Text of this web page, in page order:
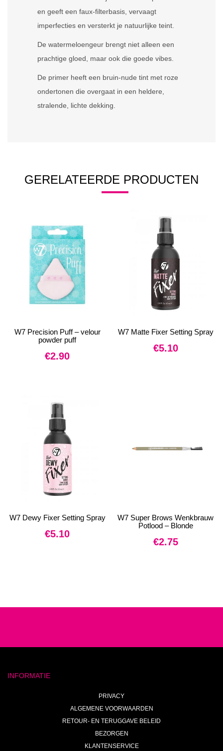
en geeft een faux-filterbasis, vervaagt
imperfecties en versterkt je natuurlijke teint.
De watermeloengeur brengt niet alleen een
prachtige gloed, maar ook die goede vibes.
De primer heeft een bruin-nude tint met roze
ondertonen die overgaat in een heldere,
stralende, lichte dekking.
GERELATEERDE PRODUCTEN
W7 Precision Puff – velour
powder puff
€2.90
W7 Matte Fixer Setting Spray
€5.10
W7 Dewy Fixer Setting Spray
€5.10
W7 Super Brows Wenkbrauw
Potlood – Blonde
€2.75
INFORMATIE
PRIVACY
ALGEMENE VOORWAARDEN
RETOUR- EN TERUGGAVE BELEID
BEZORGEN
KLANTENSERVICE